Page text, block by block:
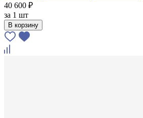
40 600 ₽
за 1 шт
В корзину